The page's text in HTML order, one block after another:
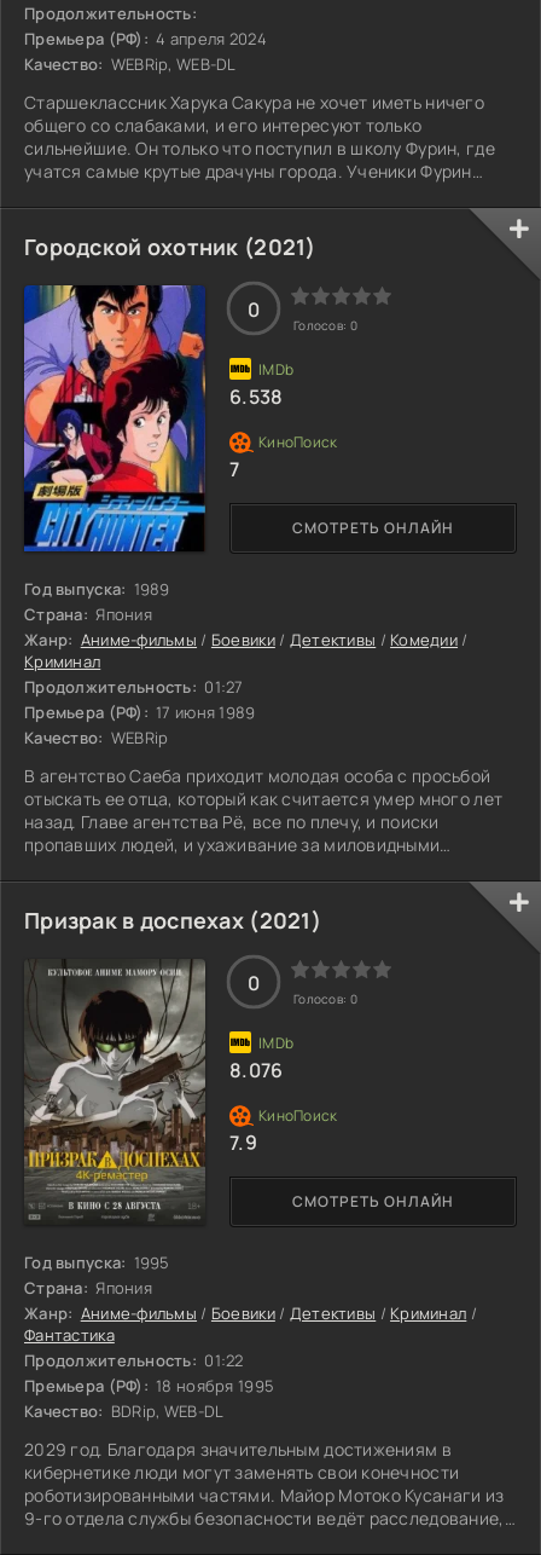
Продолжительность:
Премьера (РФ): 4 апреля 2024
Качество: WEBRip, WEB-DL
Старшеклассник Харука Сакура не хочет иметь ничего
общего со слабаками, и его интересуют только
сильнейшие. Он только что поступил в школу Фурин, где
учатся самые крутые драчуны города. Ученики Фурин
защищают город от любой угрозы. Однако Харука не
стремится быть героем. Он хочет стать непобедимым.
Городской охотник (2021)
Год выпуска: 1989
Страна: Япония
Жанр: Аниме-фильмы / Боевики/ Детективы / Комедии /
Криминал
Продолжительность: 01:27
Премьера (РФ): 17 июня 1989
Качество: WEBRip
В агентство Саеба приходит молодая особа с просьбой
отыскать ее отца, который как считается умер много лет
назад. Главе агентства Рё, все по плечу, и поиски
пропавших людей, и ухаживание за миловидными
охотится за девушкой.
СМОТРЕТЬ ОНЛАЙН
0
Голосов: 0
6.538
7
Призрак в доспехах (2021)
Год выпуска: 1995
Страна: Япония
Жанр: Аниме-фильмы / Боевики/ Детективы / Криминал /
Фантастика
Продолжительность: 01:22
Премьера (РФ): 18 ноября 1995
Качество: BDRip, WEB-DL
2029 год. Благодаря значительным достижениям в
кибернетике люди могут заменять свои конечности
роботизированными частями. Майор Мотоко Кусанаги из
9-го отдела службы безопасности ведёт расследование,
СМОТРЕТЬ ОНЛАЙН
0
Голосов: 0
8.076
7.9